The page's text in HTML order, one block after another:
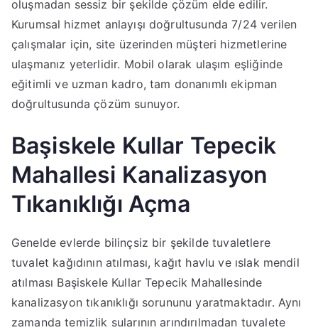
oluşmadan sessiz bir şekilde çözüm elde edilir.
Kurumsal hizmet anlayışı doğrultusunda 7/24 verilen
çalışmalar için, site üzerinden müşteri hizmetlerine
ulaşmanız yeterlidir. Mobil olarak ulaşım eşliğinde
eğitimli ve uzman kadro, tam donanımlı ekipman
doğrultusunda çözüm sunuyor.
Başiskele Kullar Tepecik
Mahallesi Kanalizasyon
Tıkanıklığı Açma
Genelde evlerde bilinçsiz bir şekilde tuvaletlere
tuvalet kağıdının atılması, kağıt havlu ve ıslak mendil
atılması Başiskele Kullar Tepecik Mahallesinde
kanalizasyon tıkanıklığı sorununu yaratmaktadır. Aynı
zamanda temizlik sularının arındırılmadan tuvalete